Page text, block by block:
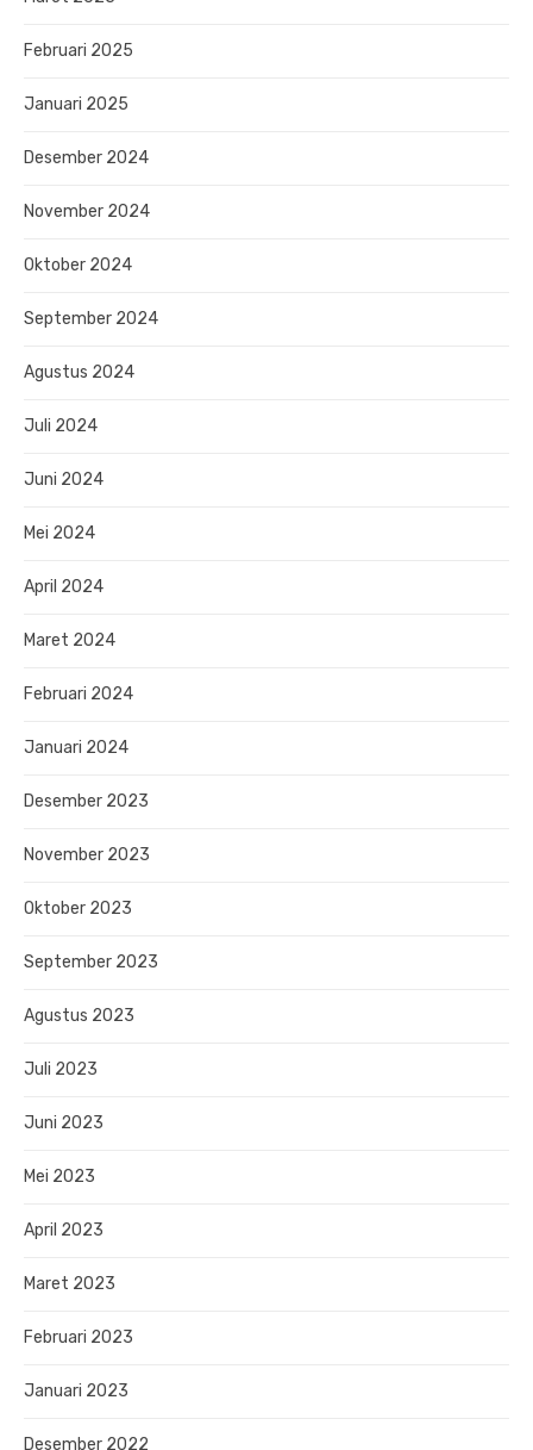
Februari 2025
Januari 2025
Desember 2024
November 2024
Oktober 2024
September 2024
Agustus 2024
Juli 2024
Juni 2024
Mei 2024
April 2024
Maret 2024
Februari 2024
Januari 2024
Desember 2023
November 2023
Oktober 2023
September 2023
Agustus 2023
Juli 2023
Juni 2023
Mei 2023
April 2023
Maret 2023
Februari 2023
Januari 2023
Desember 2022